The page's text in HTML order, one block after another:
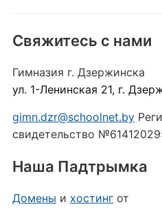
Свяжитесь с нами
Гимназия г. Дзержинска
ул. 1-Ленинская 21, г.
gimn.dzr@schoolnet.by
свидетельство
Наша Падтрымка
Домены и хостингот